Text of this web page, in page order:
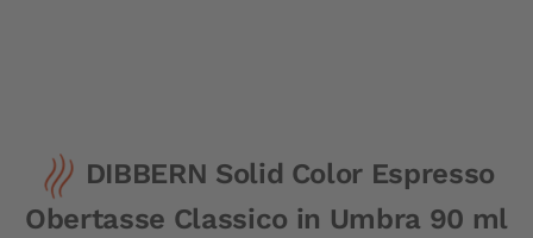
Anfang
der
Bildergalerie
DIBBERN Solid Color Espresso
Obertasse Classico in Umbra 90 ml